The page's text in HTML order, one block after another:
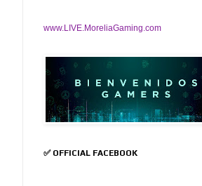
www.LIVE.MoreliaGaming.com
✅ OFFICIAL FACEBOOK